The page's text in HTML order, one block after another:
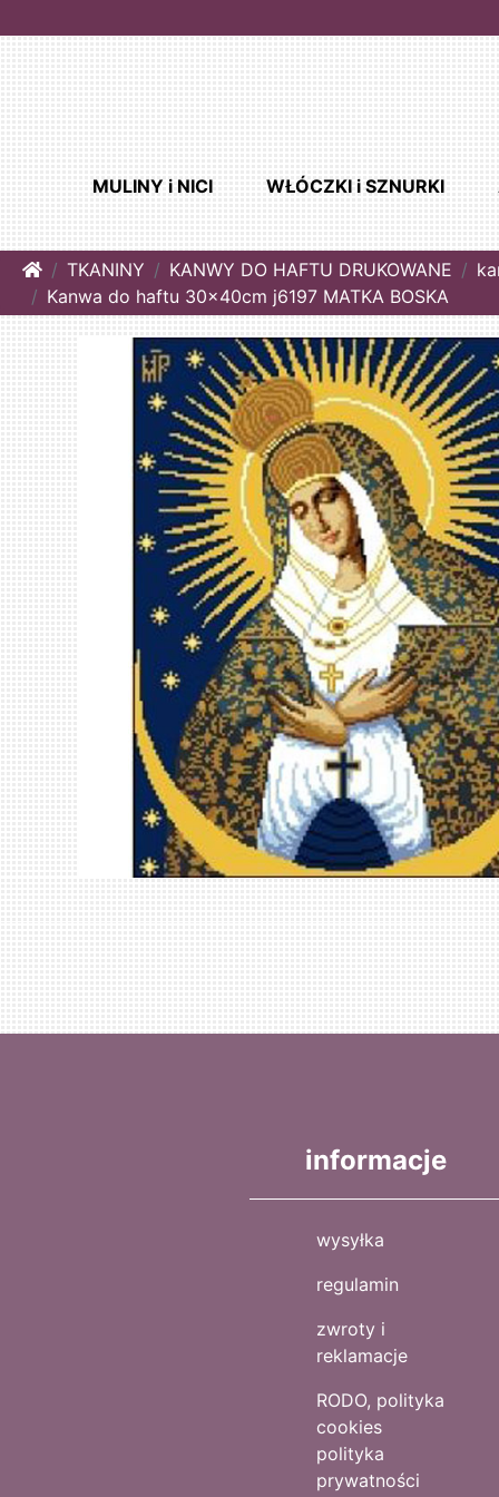
MULINY i NICI WŁÓCZKI i SZNURKI
HomeTKANINY KANWY DO HAFTU DRUKOWANE
Kanwa do haftu 30x40cm j6197 MATKA BOSKA
informacje
wysyłka
regulamin
zwroty i
reklamacje
RODO, polityka
cookies
polityka
prywatności